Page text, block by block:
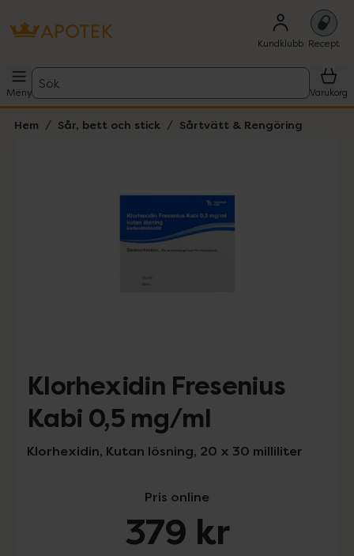
Kundklubb Recept
Meny
Sök
Varukorg
Hem Sår, bett och stick Sårtvätt & Rengöring
Klorhexidin Fresenius
Kabi 0,5 mg/ml
Klorhexidin, Kutan lösning, 20 x 30 milliliter
Pris online
379 kr